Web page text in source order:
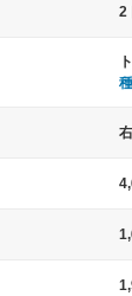
2
右